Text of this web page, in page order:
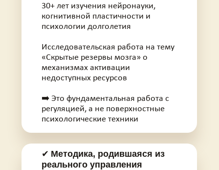
✔ Методика, родившаяся из
реального управления
30+ лет изучения нейронауки,
когнитивной пластичности и
психологии долголетия
Исследовательская работа на тему
«Скрытые резервы мозга» о
механизмах активации
недоступных ресурсов
➡️ Это фундаментальная работа с
регуляцией, а не поверхностные
психологические техники